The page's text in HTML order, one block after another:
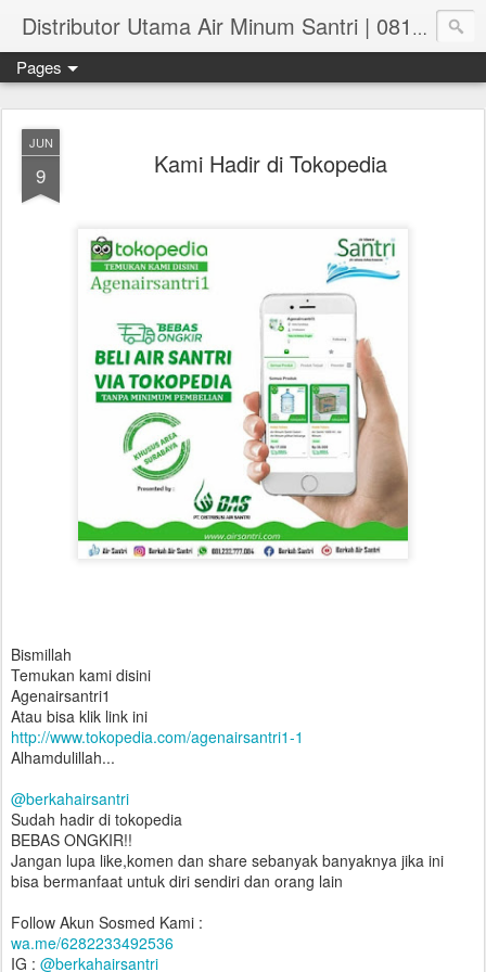
Distributor Utama Air Minum Santri | 081.551.382.73
Pages
JUN
9 Kami Hadir di Tokopedia
Bismillah
Temukan kami disini
Agenairsantri1
Atau bisa klik link ini
http://www.tokopedia.com/agenairsantri1-1
Alhamdulillah...
@berkahairsantri
Sudah hadir di tokopedia
BEBAS ONGKIR!!
Jangan lupa like,komen dan share sebanyak banyaknya jika ini
bisa bermanfaat untuk diri sendiri dan orang lain
Follow Akun Sosmed Kami :
wa.me/6282233492536
IG : @berkahairsantri